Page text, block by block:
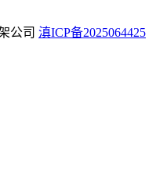
公司 滇ICP备2025064425